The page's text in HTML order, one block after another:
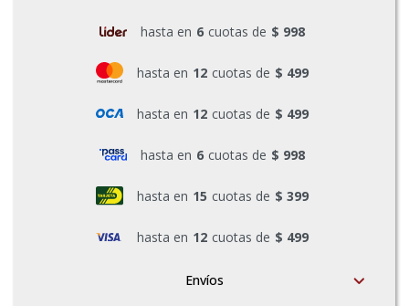
hasta en 6 cuotas de $ 998
hasta en 12 cuotas de $ 499
hasta en 12 cuotas de $ 499
hasta en 6 cuotas de $ 998
hasta en 15 cuotas de $ 399
hasta en 12 cuotas de $ 499
Envíos
Soldadoras y Accesorios